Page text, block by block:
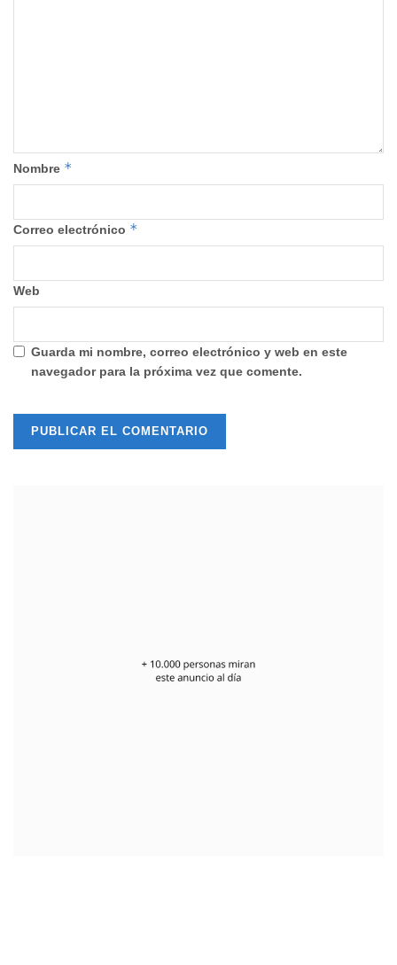
Nombre *
Correo electrónico *
Web
Guarda mi nombre, correo electrónico y web en este
navegador para la próxima vez que comente.